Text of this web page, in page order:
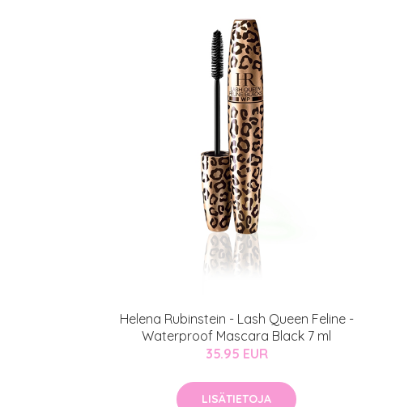
Helena Rubinstein - Lash Queen Feline -
Waterproof Mascara Black 7 ml
35.95 EUR
LISÄTIETOJA
KATSO TARJOUS